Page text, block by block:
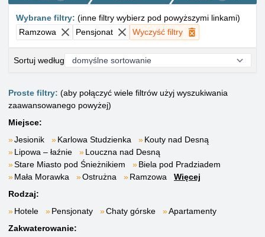
Wybrane filtry: (inne filtry wybierz pod powyższymi linkami)
Ramzowa
Pensjonat Wyczyść filtry
Sortuj według
Proste filtry: (aby połączyć wiele filtrów użyj wyszukiwania
zaawansowanego powyżej)
Miejsce:
Jesionik
Karlowa Studzienka
Kouty nad Desną
Lipowa – łaźnie
Louczna nad Desną
Stare Miasto pod Śnieżnikiem
Biela pod Pradziadem
Mała Morawka
Ostrużna Ramzowa
Więcej
Rodzaj:
Hotele
Pensjonaty Chaty górske
Apartamenty
Zakwaterowanie: